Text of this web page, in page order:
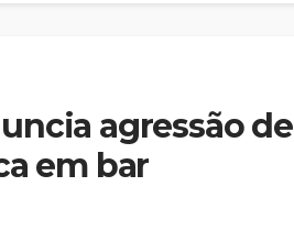
agressão de
em bar